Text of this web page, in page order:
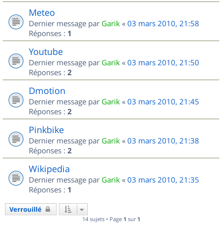
Meteo
Dernier message par Garik « 03 mars 2010, 21:58
Réponses : 1
Youtube
Dernier message par Garik « 03 mars 2010, 21:50
Réponses : 2
Dmotion
Dernier message par Garik « 03 mars 2010, 21:45
Réponses : 2
Pinkbike
Dernier message par Garik « 03 mars 2010, 21:38
Réponses : 2
Wikipedia
Dernier message par Garik « 03 mars 2010, 21:35
Réponses : 1
Verrouillé
14 sujets • Page 1 sur 1